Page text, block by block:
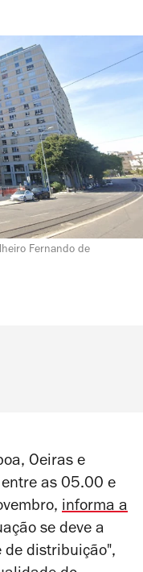
Fernando de
Oeiras e
as 05.00 e
informa a
se deve a
de distribuição",